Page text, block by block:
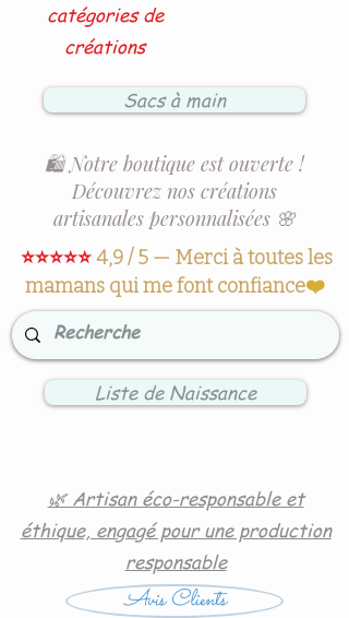
catégories de
créations
Sacs à main
🛍️ Notre boutique est ouverte !
Découvrez nos créations
artisanales personnalisées 🌸
⭐⭐⭐⭐⭐4,9 / 5 — Merci à toutes les
mamans qui me font confiance❤️
Liste de Naissance
🌿 Artisan éco-responsable et
éthique, engagé pour une production
responsable
Avis Clients